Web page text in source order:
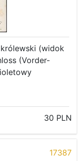
(widok
(Vorder-
30 PLN
17387